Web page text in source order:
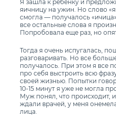
Я зашла к ребенку и
яичницу на ужин. Но слово
смогла — получалось
все остальные слова я
Попробовала еще раз, но
Тогда я очень испугалась,
разговаривать. Но все
получалось. При этом я все
про себя выстроить всю
своей жизнью. Попытки
10-15 минут я уже не могла
Муж понял, что происходит,
ждали врачей, у меня
лица.